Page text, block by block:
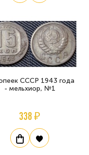
СССР 1943 года
- мельхиор, №1
338 ₽